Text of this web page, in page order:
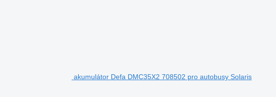
akumulátor Defa DMC35X2 708502 pro autobusy Solaris